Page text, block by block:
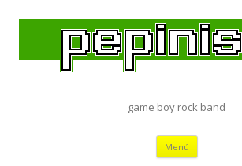
game boy rock band
Menú Saltar
contenido